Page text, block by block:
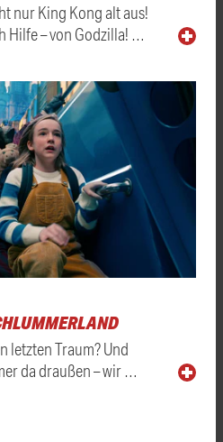
nur King Kong alt aus!
Hilfe – von Godzilla! …
letzten Traum? Und
da draußen – wir …